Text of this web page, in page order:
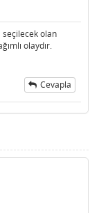
olan
olaydır.
Cevapla